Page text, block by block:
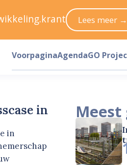
in
in
Meest
Lees meer →
VoorpaginaAgendaGO